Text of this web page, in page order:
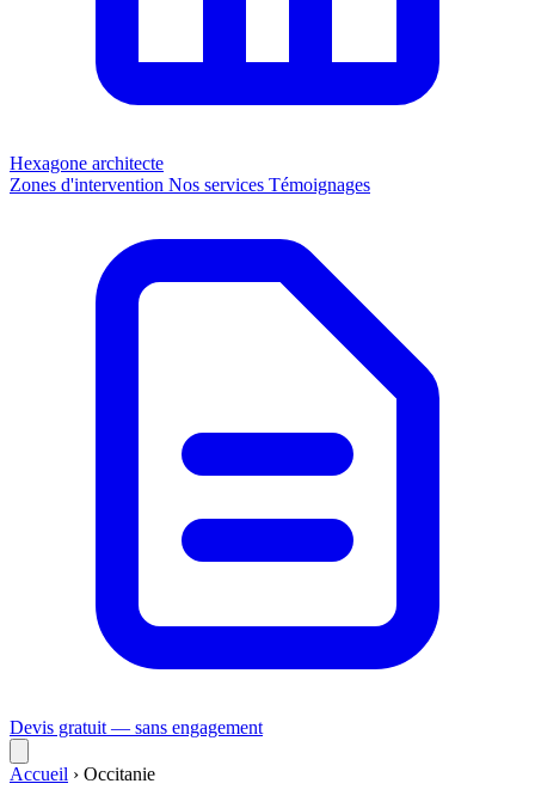
Hexagone architecte
Zones d'intervention Nos services Témoignages
Devis gratuit — sans engagement
Accueil › Occitanie